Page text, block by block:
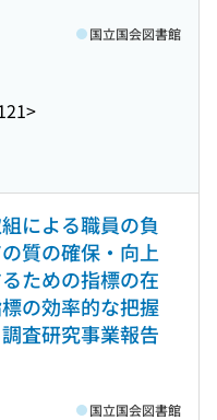
国立国会図書館
による職員の負
質の確保・向上
ための指標の在
の効率的な把握
査研究事業報告
国立国会図書館